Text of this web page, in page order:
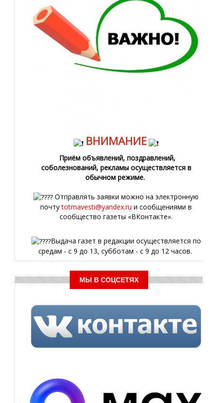
ВНИМАНИЕ
Приём объявлений, поздравлений,
соболезнований, рекламы осуществляется в
обычном режиме.
Отправлять заявки можно на электронную
почтуtotmavesti@yandex.ru и сообщениями в
сообщество газеты «ВКонтакте».
Выдача газет в редакции осуществляется по
средам - с 9 до 13, субботам - с 9 до 12 часов.
МЫ В СОЦСЕТЯХ